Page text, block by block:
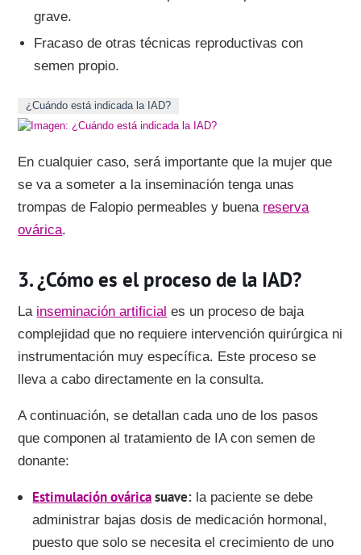
grave.
Fracaso de otras técnicas reproductivas con
semen propio.
¿Cuándo está indicada la IAD?
En cualquier caso, será importante que la mujer que
se va a someter a la inseminación tenga unas
trompas de Falopio permeables y buena reserva
ovárica.
¿Cómo es el proceso de la IAD?
La inseminación artificial es un proceso de baja
complejidad que no requiere intervención quirúrgica ni
instrumentación muy específica. Este proceso se
lleva a cabo directamente en la consulta.
A continuación, se detallan cada uno de los pasos
que componen al tratamiento de IA con semen de
donante:
Estimulación ováricasuave
la paciente se debe
administrar bajas dosis de medicación hormonal,
puesto que solo se necesita el crecimiento de uno